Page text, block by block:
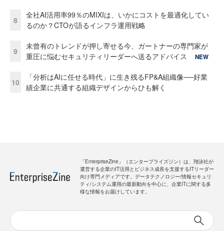
8
全社AI活用率99％のMIXIは、いかにコストを最適化してい
るのか？CTOが語るインフラ運用戦略
9
未曾有のトレンドが押し寄せる今、ガートナーの専門家が
重圧に悩むセキュリティリーダーへ送るアドバイス
NEW
10
「分析はAIに任せる時代」に生き残るFP&A組織像──好業
績企業に共通する組織デザインからひも解く
「EnterpriseZine」（エンタープライズジン）は、翔泳社が
運営する企業のIT活用とビジネス成長を支援するITリーダー
向け専門メディアです。データテクノロジー/情報セキュリ
ティ/システム運用の最新動向を中心に、企業ITに関する多
様な情報をお届けしています。